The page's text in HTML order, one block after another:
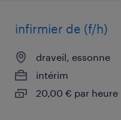
infirmier de (f/h)
draveil, essonne
intérim
20,00 € par heure